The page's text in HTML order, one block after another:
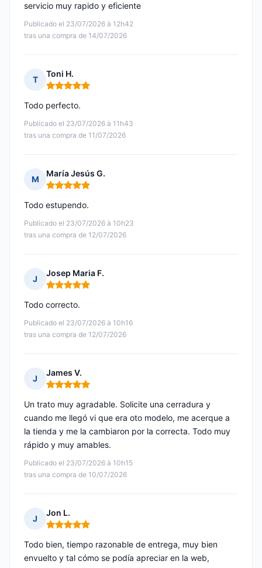
Publicado el 23/07/2026 à 12h42
tras una compra de 14/07/2026
servicio muy rapido y eficiente
T
Toni H.
Nota: 5 de 5
Publicado el 23/07/2026 à 11h43
tras una compra de 11/07/2026
Todo perfecto.
M
María Jesús G.
Nota: 5 de 5
Publicado el 23/07/2026 à 10h23
tras una compra de 12/07/2026
Todo estupendo.
J
Josep Maria F.
Nota: 5 de 5
Publicado el 23/07/2026 à 10h16
tras una compra de 12/07/2026
Todo correcto.
J
James V.
Nota: 5 de 5
Publicado el 23/07/2026 à 10h15
tras una compra de 10/07/2026
Un trato muy agradable. Solicite una cerradura y
cuando me llegó vi que era oto modelo, me acerque a
la tienda y me la cambiaron por la correcta. Todo muy
rápido y muy amables.
J
Jon L.
Nota: 5 de 5
Todo bien, tiempo razonable de entrega, muy bien
envuelto y tal cómo se podía apreciar en la web,